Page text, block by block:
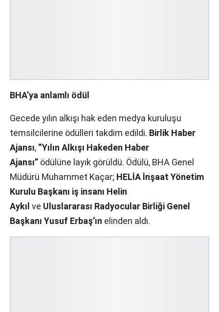
BHA’ya anlamlı ödül
Gecede yılın alkışı hak eden medya kuruluşu
temsilcilerine ödülleri takdim edildi. Birlik Haber
Ajansı, “Yılın Alkışı Hakeden Haber
Ajansı” ödülüne layık görüldü. Ödülü, BHA Genel
Müdürü Muhammet Kaçar; HELİA İnşaat Yönetim
Kurulu Başkanı iş insanı Helin
Aykıl ve Uluslararası Radyocular Birliği Genel
Başkanı Yusuf Erbaş’ın elinden aldı.